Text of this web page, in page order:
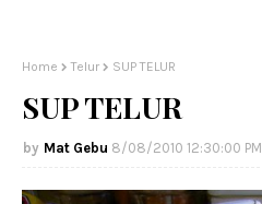
Home Telur SUP TELUR
SUP TELUR
Mat Gebu 8/08/2010 12:30:00 PM